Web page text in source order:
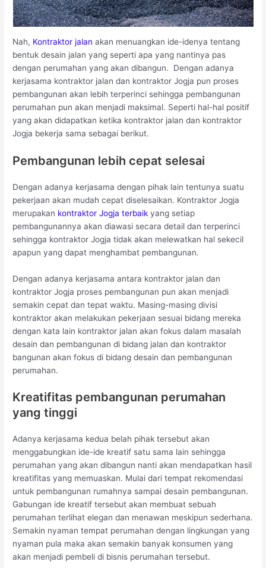
Nah, Kontraktor jalan akan menuangkan ide-idenya tentang
bentuk desain jalan yang seperti apa yang nantinya pas
dengan perumahan yang akan dibangun. Dengan adanya
kerjasama kontraktor jalan dan kontraktor Jogja pun proses
pembangunan akan lebih terperinci sehingga pembangunan
perumahan pun akan menjadi maksimal. Seperti hal-hal positif
yang akan didapatkan ketika kontraktor jalan dan kontraktor
Jogja bekerja sama sebagai berikut.
Pembangunan lebih cepat selesai
Dengan adanya kerjasama dengan pihak lain tentunya suatu
pekerjaan akan mudah cepat diselesaikan. Kontraktor Jogja
merupakan kontraktor Jogja terbaikyang setiap
pembangunannya akan diawasi secara detail dan terperinci
sehingga kontraktor Jogja tidak akan melewatkan hal sekecil
apapun yang dapat menghambat pembangunan.
Dengan adanya kerjasama antara kontraktor jalan dan
kontraktor Jogja proses pembangunan pun akan menjadi
semakin cepat dan tepat waktu. Masing-masing divisi
kontraktor akan melakukan pekerjaan sesuai bidang mereka
dengan kata lain kontraktor jalan akan fokus dalam masalah
desain dan pembangunan di bidang jalan dan kontraktor
bangunan akan fokus di bidang desain dan pembangunan
perumahan.
Kreatifitas pembangunan perumahan
yang tinggi
Adanya kerjasama kedua belah pihak tersebut akan
menggabungkan ide-ide kreatif satu sama lain sehingga
perumahan yang akan dibangun nanti akan mendapatkan hasil
kreatifitas yang memuaskan. Mulai dari tempat rekomendasi
untuk pembangunan rumahnya sampai desain pembangunan.
Gabungan ide kreatif tersebut akan membuat sebuah
perumahan terlihat elegan dan menawan meskipun sederhana.
Semakin nyaman tempat perumahan dengan lingkungan yang
nyaman pula maka akan semakin banyak konsumen yang
akan menjadi pembeli di bisnis perumahan tersebut.